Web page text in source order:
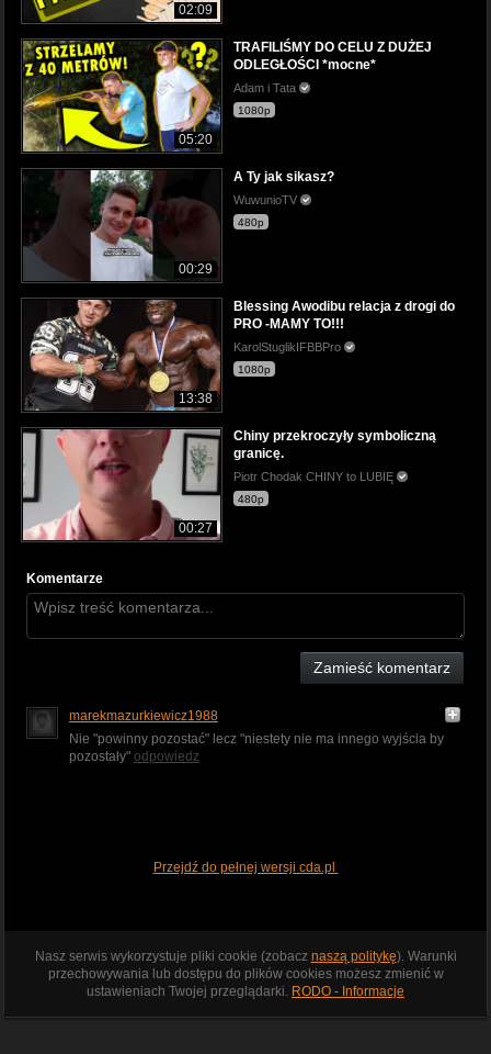
02:09
05:20
TRAFILIŚMY DO CELU Z DUŻEJ
ODLEGŁOŚCI *mocne*
Adam i Tata
1080p
00:29
A Ty jak sikasz?
WuwunioTV
480p
13:38
Blessing Awodibu relacja z drogi do
PRO -MAMY TO!!!
KarolStuglikIFBBPro
1080p
00:27
Chiny przekroczyły symboliczną
granicę.
Piotr Chodak CHINY to LUBIĘ
480p
Komentarze
Zamieść komentarz
marekmazurkiewicz1988
Nie "powinny pozostać" lecz "niestety nie ma innego wyjścia by
pozostały" odpowiedz
Przejdź do pełnej wersji cda.pl
Nasz serwis wykorzystuje pliki cookie (zobacz naszą politykę). Warunki
przechowywania lub dostępu do plików cookies możesz zmienić w
ustawieniach Twojej przeglądarki. RODO - Informacje